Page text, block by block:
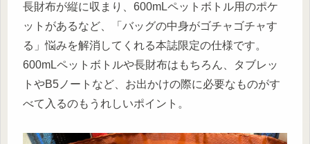
長財布が縦に収まり、600mLペットボトル用のポケ
ットがあるなど、「バッグの中身がゴチャゴチャす
る」悩みを解消してくれる本誌限定の仕様です。
600mLペットボトルや長財布はもちろん、タブレッ
トやB5ノートなど、お出かけの際に必要なものがす
べて入るのもうれしいポイント。